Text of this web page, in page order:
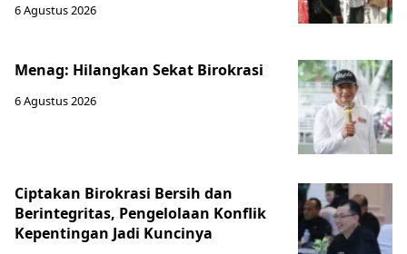
6 Agustus 2026
Menag: Hilangkan Sekat Birokrasi
6 Agustus 2026
Ciptakan Birokrasi Bersih dan
Berintegritas, Pengelolaan Konflik
Kepentingan Jadi Kuncinya